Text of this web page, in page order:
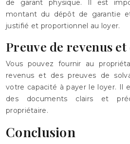
de garant physique. Il est
montant du dépôt de garantie
justifié et proportionnel au loyer.
Preuve de revenus
Vous pouvez fournir au
revenus et des preuves de
votre capacité à payer le loyer. Il
des documents clairs et
propriétaire.
Conclusion